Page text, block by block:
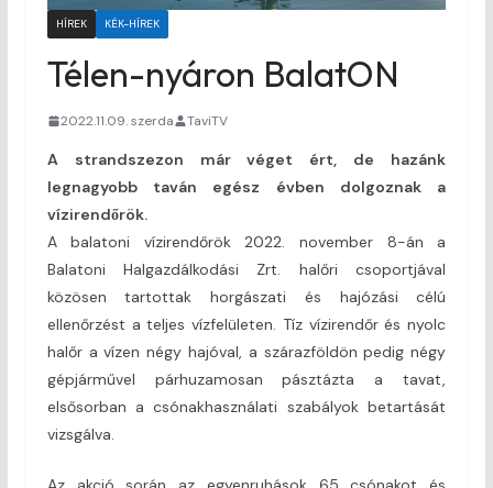
HÍREK KÉK-HÍREK
Télen-nyáron BalatON
2022.11.09. szerda TaviTV
A strandszezon már véget ért, de hazánk
legnagyobb taván egész évben dolgoznak a
vízirendőrök.
A balatoni vízirendőrök 2022. november 8-án a
Balatoni Halgazdálkodási Zrt. halőri csoportjával
közösen tartottak horgászati és hajózási célú
ellenőrzést a teljes vízfelületen. Tíz vízirendőr és nyolc
halőr a vízen négy hajóval, a szárazföldön pedig négy
gépjárművel párhuzamosan pásztázta a tavat,
elsősorban a csónakhasználati szabályok betartását
vizsgálva.